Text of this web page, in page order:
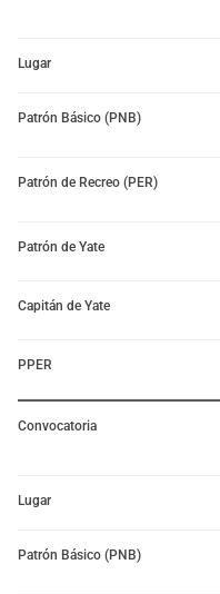
Lugar
Patrón Básico (PNB)
Patrón de Recreo (PER)
Patrón de Yate
Capitán de Yate
PPER
Convocatoria
Lugar
Patrón Básico (PNB)